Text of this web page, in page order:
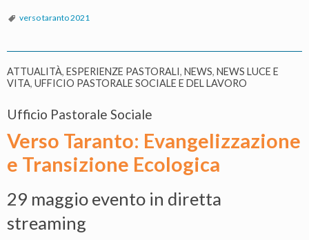
verso taranto 2021
ATTUALITÀ, ESPERIENZE PASTORALI, NEWS, NEWS LUCE E
VITA, UFFICIO PASTORALE SOCIALE E DEL LAVORO
Ufficio Pastorale Sociale
Verso Taranto: Evangelizzazione
e Transizione Ecologica
29 maggio evento in diretta
streaming